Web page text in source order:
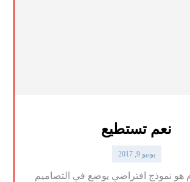
نعم تستطيع
يونيو 9, 2017
هو نموذج افتراضي يوضع في التصاميم